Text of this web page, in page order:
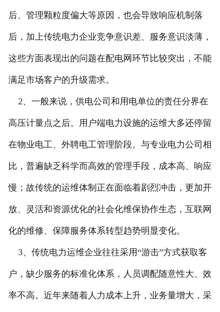
后、管理颗粒度偏大等原因，也会导致响应机制落
后，加上传统电力企业竞争意识差、服务意识淡薄，
这些方面表现出的问题在配电网环节比较突出，不能
满足市场客户的升级需求。
2、一般来说，供电公司和用电单位的责任分界在
高压计量点之后。用户端电力设施的运维大多还停留
在物业电工、外聘电工管理阶段。与专业电力公司相
比，普遍缺乏科学而高效的管理手段，成本高、响应
慢；故传统的运维体制正在面临着剧烈冲击，更加开
放、灵活和资源优化的社会化维保协作生态，互联网
化的维修、保障服务体系转型趋势明显变化。
3、传统电力运维企业往往采用“游击”方式获取客
户，缺少服务的标准化体系，人员调配随意性大、效
率不高。近年来随着人力成本上升，业务量增大，采